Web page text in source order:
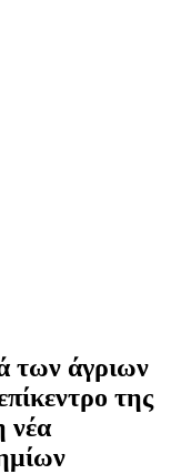
των άγριων
της
νέα